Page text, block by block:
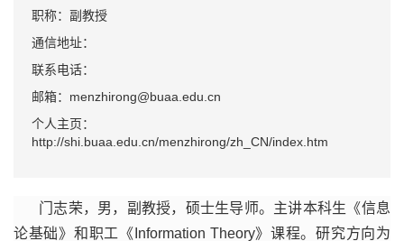
职称：副教授
通信地址：
联系电话：
邮箱：menzhirong@buaa.edu.cn
个人主页：
http://shi.buaa.edu.cn/menzhirong/zh_CN/index.htm
门志荣，男，副教授，硕士生导师。主讲本科生《信息
论基础》和职工《Information Theory》课程。研究方向为